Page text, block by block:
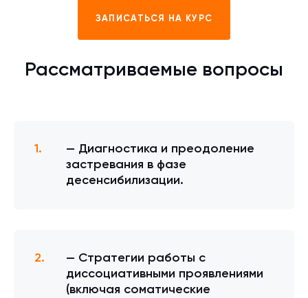
ЗАПИСАТЬСЯ НА КУРС
Рассматриваемые вопросы
— Диагностика и преодоление
застревания в фазе
десенсибилизации.
— Стратегии работы с
диссоциативными проявлениями
(включая соматические